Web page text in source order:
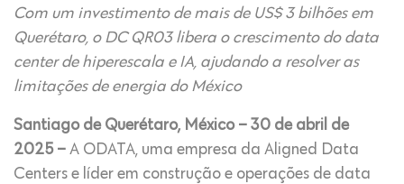
Com um investimento de mais de US$ 3 bilhões em
Querétaro, o DC QR03 libera o crescimento do data
center de hiperescala e IA, ajudando a resolver as
limitações de energia do México
Santiago de Querétaro, México – 30 de abril de
2025 – A ODATA, uma empresa da Aligned Data
Centers e líder em construção e operações de data